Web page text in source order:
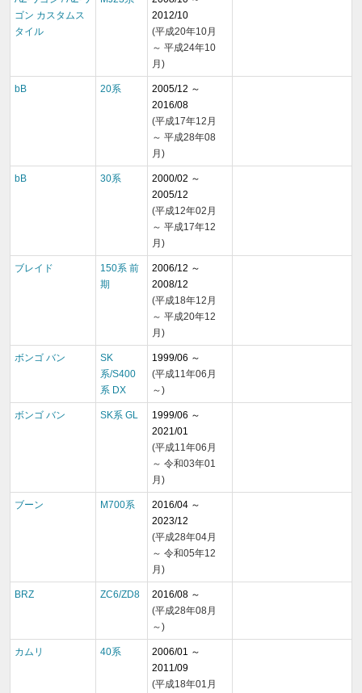
ゴン カスタムス
タイル
2012/10
(平成20年10月
～ 平成24年10
月)
bB 20系
2005/12 ～
2016/08
(平成17年12月
～ 平成28年08
月)
bB 30系
2000/02 ～
2005/12
(平成12年02月
～ 平成17年12
月)
ブレイド
150系 前
期
2006/12 ～
2008/12
(平成18年12月
～ 平成20年12
月)
ボンゴ バン
SK
系/S400
系 DX
1999/06 ～
(平成11年06月
～)
ボンゴ バン SK系 GL
1999/06 ～
2021/01
(平成11年06月
～ 令和03年01
月)
ブーン M700系
2016/04 ～
2023/12
(平成28年04月
～ 令和05年12
月)
BRZ ZC6/ZD8
2016/08 ～
(平成28年08月
～)
カムリ 40系
2006/01 ～
2011/09
(平成18年01月